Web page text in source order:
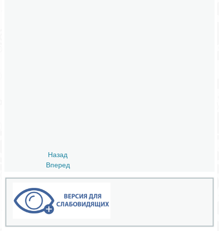
Назад
Вперед